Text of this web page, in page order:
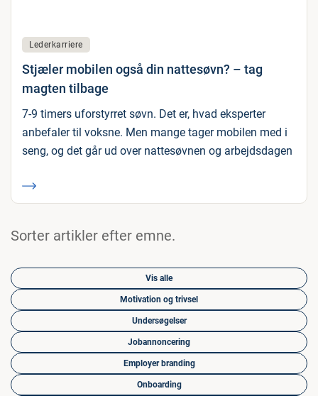
Lederkarriere
Stjæler mobilen også din nattesøvn? – tag
magten tilbage
7-9 timers uforstyrret søvn. Det er, hvad eksperter
anbefaler til voksne. Men mange tager mobilen med i
seng, og det går ud over nattesøvnen og arbejdsdagen
Sorter artikler efter emne.
Vis alle
Motivation og trivsel
Undersøgelser
Jobannoncering
Employer branding
Onboarding